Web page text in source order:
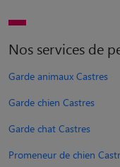
Nos services de
Garde animaux Castres
Garde chien Castres
Garde chat Castres
Promeneur de chien